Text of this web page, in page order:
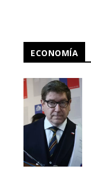
ECONOMÍA